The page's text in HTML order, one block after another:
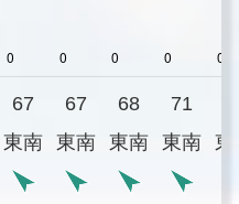
67 67 68 71
東南 東南 東南 東南 東